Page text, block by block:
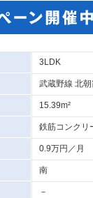
3LDK
武蔵野線 北
15.39m²
鉄筋コンクリ
0.9万円／月
南
－